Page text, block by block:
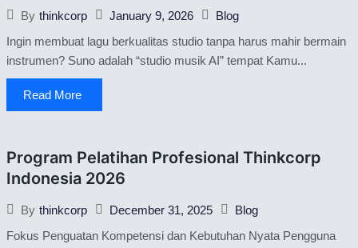
By thinkcorp January 9, 2026
Blog
Ingin membuat lagu berkualitas studio tanpa harus mahir bermain
instrumen? Suno adalah “studio musik AI” tempat Kamu...
Read More
Program Pelatihan Profesional Thinkcorp
Indonesia 2026
By thinkcorp December 31, 2025
Blog
Fokus Penguatan Kompetensi dan Kebutuhan Nyata Pengguna